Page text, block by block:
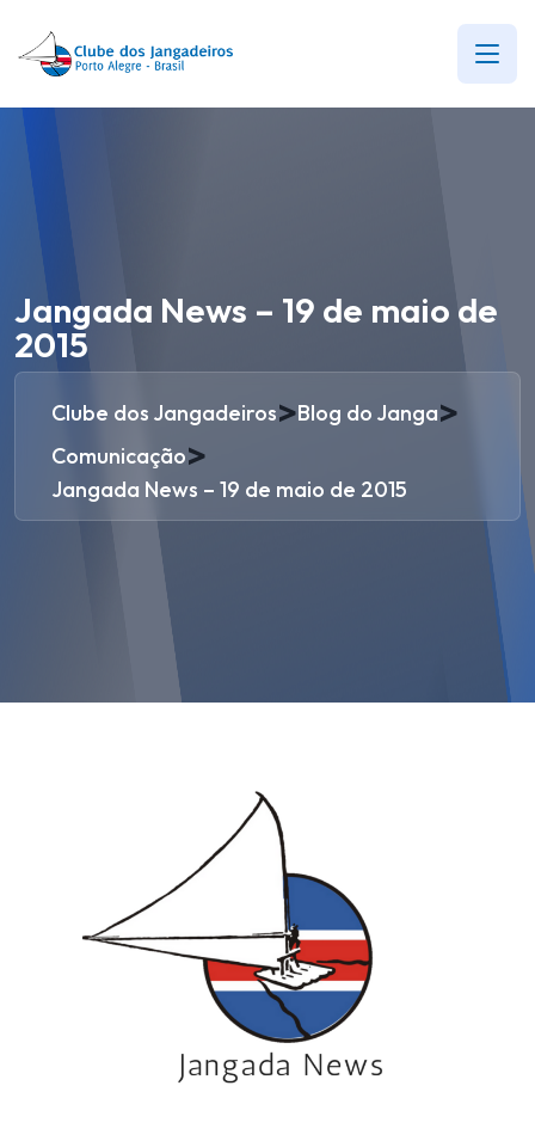
Jangada News – 19 de maio de
2015
Clube dos Jangadeiros>Blog do Janga>
Comunicação>
Jangada News – 19 de maio de 2015